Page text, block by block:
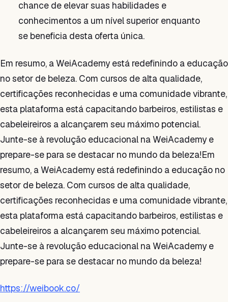
chance de elevar suas habilidades e
conhecimentos a um nível superior enquanto
se beneficia desta oferta única.
Em resumo, a WeiAcademy está redefinindo a educação
no setor de beleza. Com cursos de alta qualidade,
certificações reconhecidas e uma comunidade vibrante,
esta plataforma está capacitando barbeiros, estilistas e
cabeleireiros a alcançarem seu máximo potencial.
Junte-se à revolução educacional na WeiAcademy e
prepare-se para se destacar no mundo da beleza!Em
resumo, a WeiAcademy está redefinindo a educação no
setor de beleza. Com cursos de alta qualidade,
certificações reconhecidas e uma comunidade vibrante,
esta plataforma está capacitando barbeiros, estilistas e
cabeleireiros a alcançarem seu máximo potencial.
Junte-se à revolução educacional na WeiAcademy e
prepare-se para se destacar no mundo da beleza!
https://weibook.co/